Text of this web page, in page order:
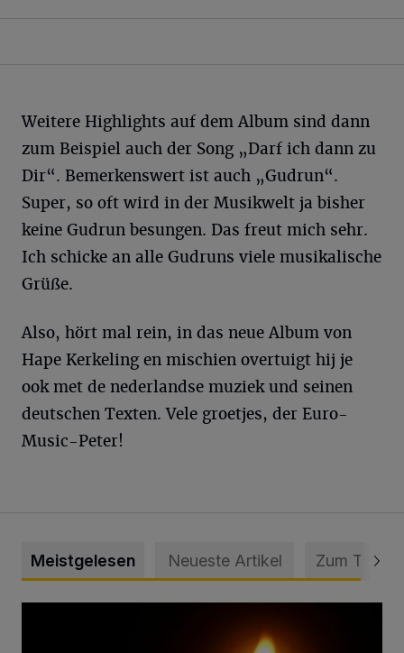
Weitere Highlights auf dem Album sind dann
zum Beispiel auch der Song „Darf ich dann zu
Dir“. Bemerkenswert ist auch „Gudrun“.
Super, so oft wird in der Musikwelt ja bisher
keine Gudrun besungen. Das freut mich sehr.
Ich schicke an alle Gudruns viele musikalische
Grüße.
Also, hört mal rein, in das neue Album von
Hape Kerkeling en mischien overtuigt hij je
ook met de nederlandse muziek und seinen
deutschen Texten. Vele groetjes, der Euro-
Music-Peter!
Meistgelesen Neueste Artikel Zum Thema